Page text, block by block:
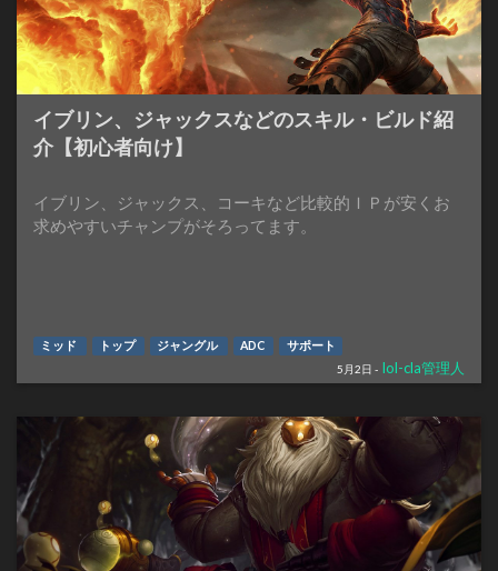
イブリン、ジャックスなどのスキル・ビルド紹
介【初心者向け】
イブリン、ジャックス、コーキなど比較的ＩＰが安くお
求めやすいチャンプがそろってます。
ミッド トップ ジャングル ADC
サポート
5月2日 - lol-cla管理人